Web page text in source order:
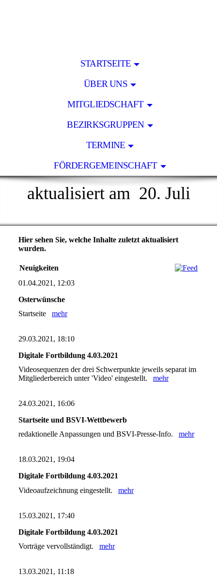
STARTSEITE
ÜBER UNS
MITGLIEDSCHAFT
BEZIRKSGRUPPEN
TERMINE
FÖRDERGEMEINSCHAFT
aktualisiert am 20. Juli
Hier sehen Sie, welche Inhalte zuletzt aktualisiert
wurden.
Neuigkeiten
01.04.2021, 12:03
Osterwünsche
Startseite mehr
29.03.2021, 18:10
Digitale Fortbildung 4.03.2021
Videosequenzen der drei Schwerpunkte jeweils separat im
Mitgliederbereich unter 'Video' eingestellt. mehr
24.03.2021, 16:06
Startseite und BSVI-Wettbewerb
redaktionelle Anpassungen und BSVI-Presse-Info. mehr
18.03.2021, 19:04
Digitale Fortbildung 4.03.2021
Videoaufzeichnung eingestellt. mehr
15.03.2021, 17:40
Digitale Fortbildung 4.03.2021
Vorträge vervollständigt. mehr
13.03.2021, 11:18